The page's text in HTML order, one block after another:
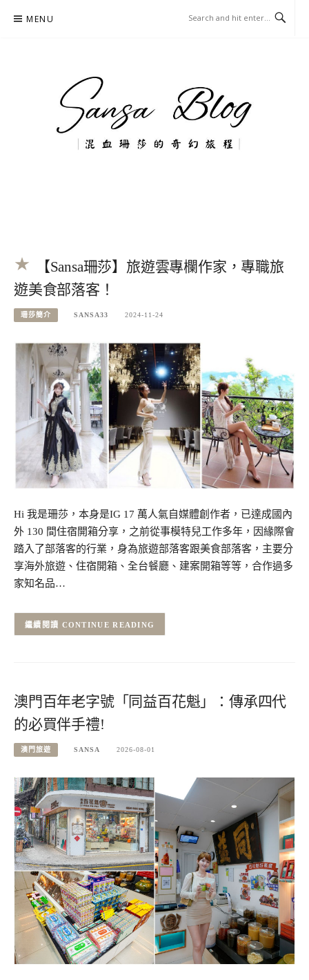
MENU
【Sansa珊莎】旅遊雲專欄作家，專職旅
遊美食部落客！
珊莎簡介 SANSA33 2024-11-24
Hi 我是珊莎，本身是IG 17 萬人氣自媒體創作者，已達成國內
外 130 間住宿開箱分享，之前從事模特兒工作多年，因緣際會
踏入了部落客的行業，身為旅遊部落客跟美食部落客，主要分
享海外旅遊、住宿開箱、全台餐廳、建案開箱等等，合作過多
家知名品…
CONTINUE READING
澳門百年老字號「同益百花魁」：傳承四代
的必買伴手禮!
澳門旅遊 SANSA 2026-08-01